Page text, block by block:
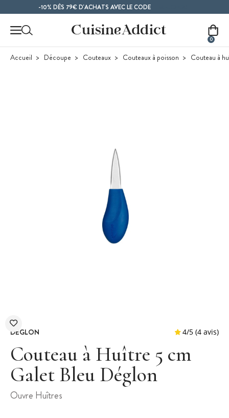
Contenu principal-10% DÈS 79€ D'ACHATS AVEC LE CODE
0
Accueil Découpe Couteaux Couteaux à poisson Couteau à
DEGLON
Couteau à Huître 5 cm
Galet Bleu Déglon
Ouvre Huîtres